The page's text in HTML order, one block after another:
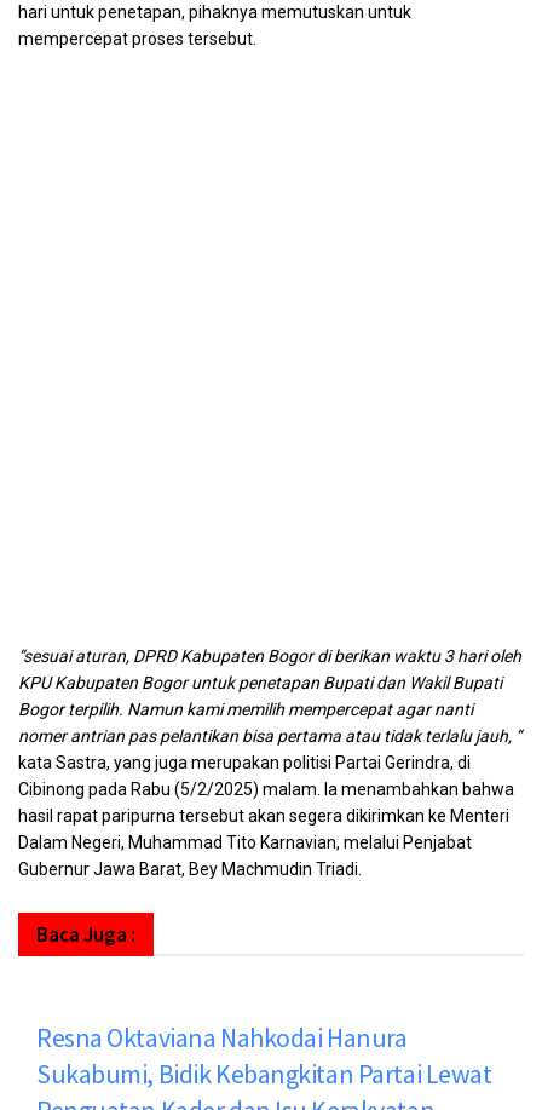
hari untuk penetapan, pihaknya memutuskan untuk
mempercepat proses tersebut.
“sesuai aturan, DPRD Kabupaten Bogor di berikan waktu 3 hari oleh
KPU Kabupaten Bogor untuk penetapan Bupati dan Wakil Bupati
Bogor terpilih. Namun kami memilih mempercepat agar nanti
nomer antrian pas pelantikan bisa pertama atau tidak terlalu jauh, “
kata Sastra, yang juga merupakan politisi Partai Gerindra, di
Cibinong pada Rabu (5/2/2025) malam. Ia menambahkan bahwa
hasil rapat paripurna tersebut akan segera dikirimkan ke Menteri
Dalam Negeri, Muhammad Tito Karnavian, melalui Penjabat
Gubernur Jawa Barat, Bey Machmudin Triadi.
Baca Juga :
Resna Oktaviana Nahkodai Hanura
Sukabumi, Bidik Kebangkitan Partai Lewat